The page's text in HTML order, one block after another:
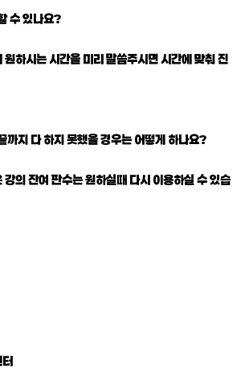
수 있나요?
하시는 시간을 미리 말씀주시면 시간에 맞춰 진
까지 다 하지 못했을 경우는 어떻게 하나요?
강의 잔여 판수는 원하실때 다시 이용하실 수 있습
터